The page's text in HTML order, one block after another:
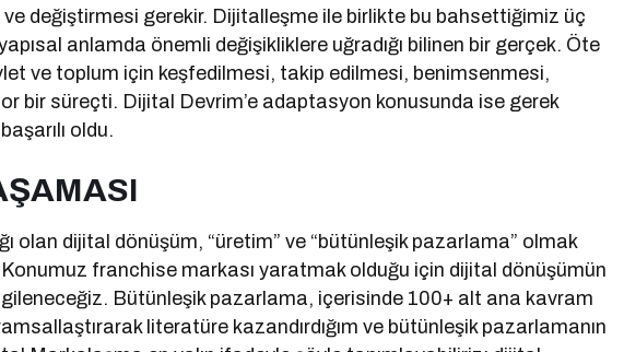
değiştirmesi gerekir. Dijitalleşme ile birlikte bu bahsettiğimiz üç
anlamda önemli değişikliklere uğradığı bilinen bir gerçek. Öte
ve toplum için keşfedilmesi, takip edilmesi, benimsenmesi,
bir süreçti. Dijital Devrim’e adaptasyon konusunda ise gerek
oldu.
olan dijital dönüşüm, “üretim” ve “bütünleşik pazarlama” olmak
franchise markası yaratmak olduğu için dijital dönüşümün
Bütünleşik pazarlama, içerisinde 100+ alt ana kavram
literatüre kazandırdığım ve bütünleşik pazarlamanın